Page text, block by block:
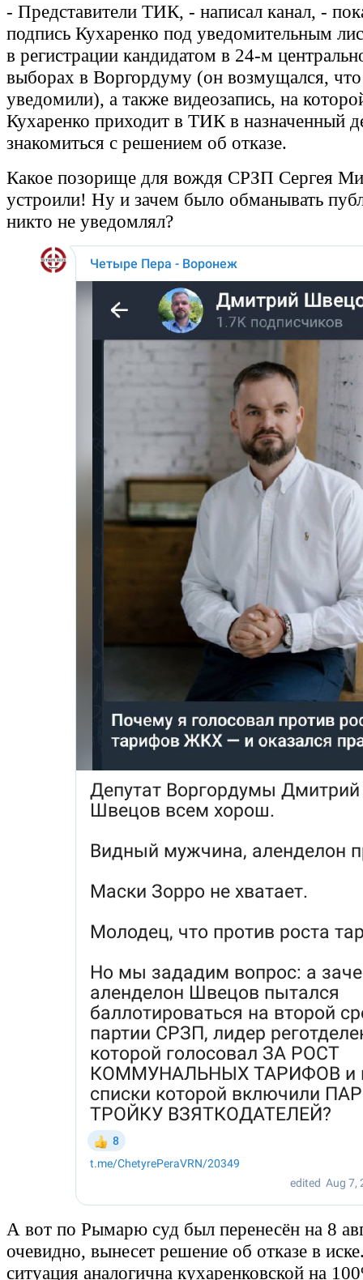
- Представители ТИК, - написал канал, -
подпись Кухаренко под уведомительным
в регистрации кандидатом в 24-м
выборах в Воргордуму (он возмущался, что
уведомили), а также видеозапись, на
Кухаренко приходит в ТИК в назначенный
знакомиться с решением об отказе.
Какое позорище для вождя СРЗП Сергея
устроили! Ну и зачем было обманывать
никто не уведомлял?
А вот по Рымарю суд был перенесён на 8
очевидно, вынесет решение об отказе в
ситуация аналогична кухаренковской на